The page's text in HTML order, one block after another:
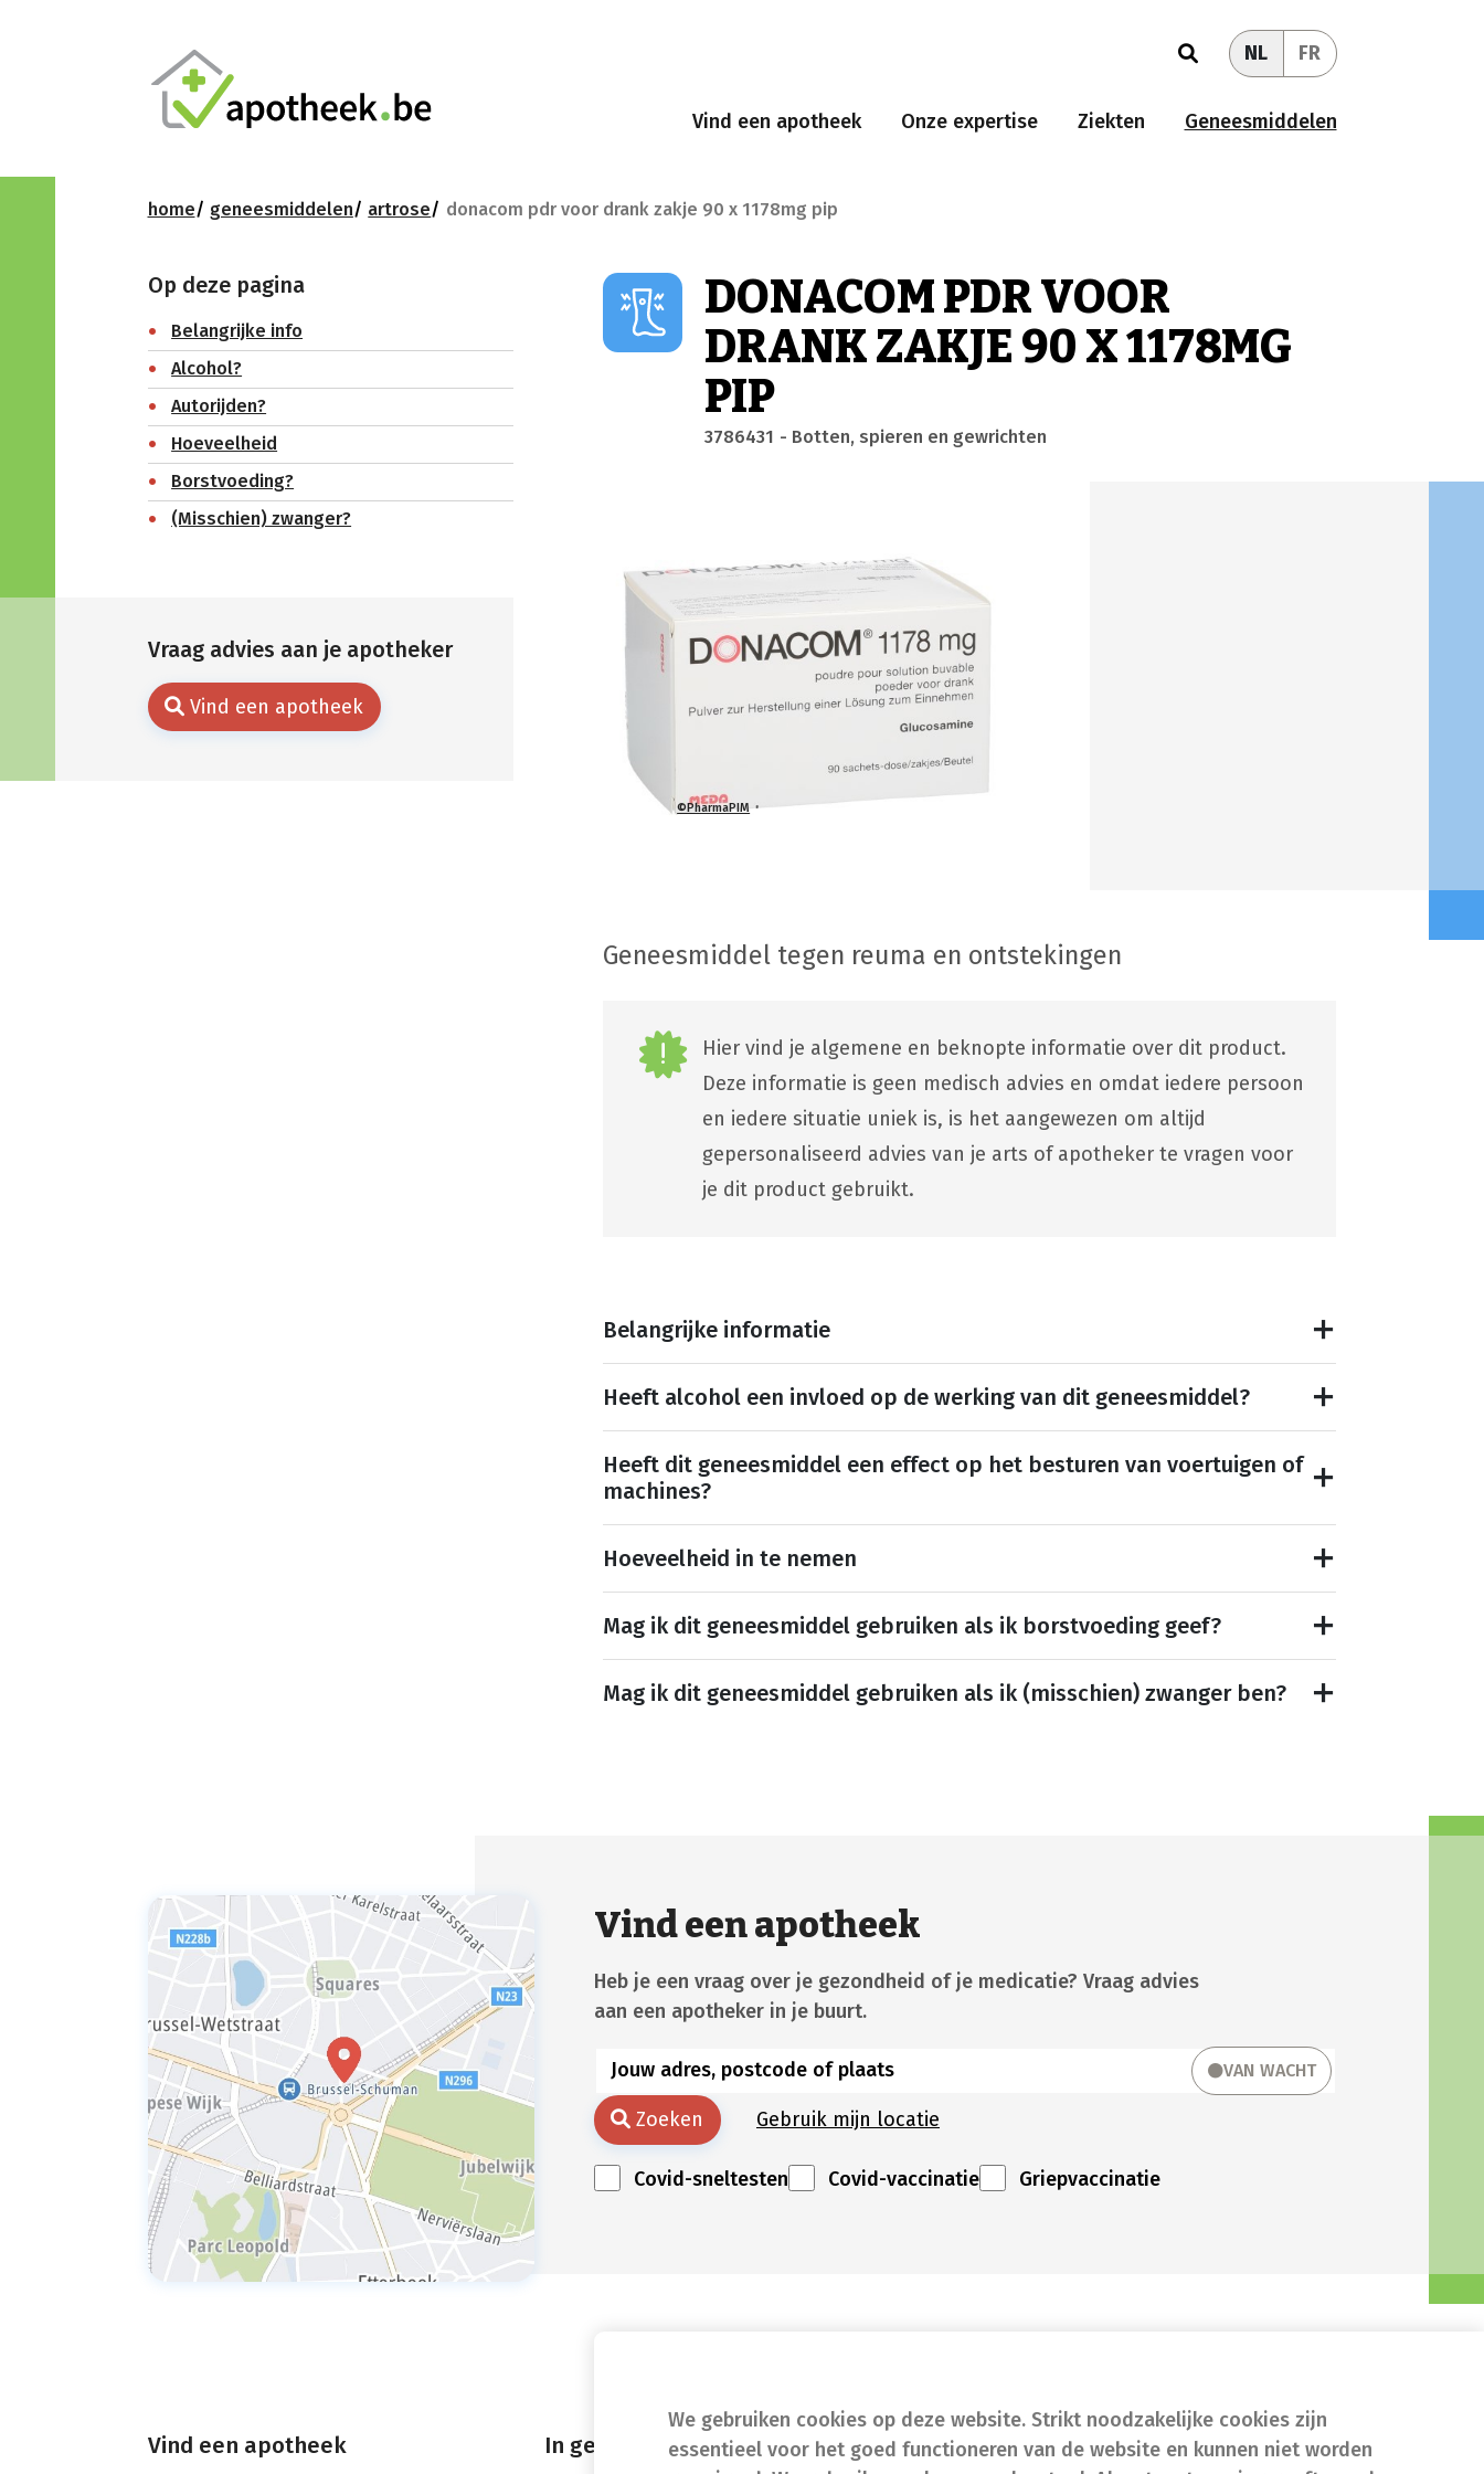
We gebruiken cookies op deze website. Strikt noodzakelijke cookies zijn
essentieel voor het goed functioneren van de website en kunnen niet worden
NL FR
Vind een apotheek Onze expertise Ziekten Geneesmiddelen
home geneesmiddelen artrose donacom pdr voor drank zakje 90 x 1178mg pip
Vraag advies aan je apotheker
Vind een apotheek
Op deze pagina
Belangrijke info
Alcohol?
Autorijden?
Hoeveelheid
Borstvoeding?
(Misschien) zwanger?
DONACOM PDR VOOR
DRANK ZAKJE 90 X 1178MG
PIP
3786431 - Botten, spieren en gewrichten
©PharmaPIM
Geneesmiddel tegen reuma en ontstekingen
Hier vind je algemene en beknopte informatie over dit product.
Deze informatie is geen medisch advies en omdat iedere persoon
en iedere situatie uniek is, is het aangewezen om altijd
gepersonaliseerd advies van je arts of apotheker te vragen voor
je dit product gebruikt.
Belangrijke informatie
Heeft alcohol een invloed op de werking van dit geneesmiddel?
Heeft dit geneesmiddel een effect op het besturen van voertuigen of
machines?
Hoeveelheid in te nemen
Mag ik dit geneesmiddel gebruiken als ik borstvoeding geef?
Mag ik dit geneesmiddel gebruiken als ik (misschien) zwanger ben?
Vind een apotheek
Heb je een vraag over je gezondheid of je medicatie? Vraag advies
aan een apotheker in je buurt.
VAN WACHT
Zoeken Gebruik mijn locatie
Covid-sneltesten Covid-vaccinatie Griepvaccinatie
Vind een apotheek In geval van nood